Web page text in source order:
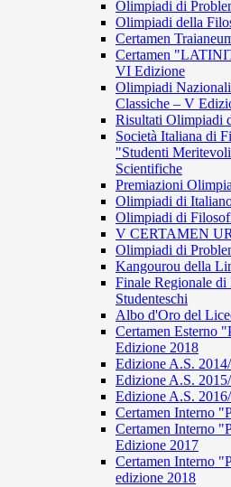
Olimpiadi di
Olimpiadi della
Certamen
Certamen
VI Edizione
Olimpiadi
Classiche – V
Risultati Olimpiadi
Società Italiana di
"Studenti
Scientifiche
Premiazioni
Olimpiadi di
Olimpiadi di
V CERTAMEN
Olimpiadi di
Kangourou della
Finale Regionale
Studenteschi
Albo d'Oro del
Certamen Esterno
Edizione 2018
Edizione A.S.
Edizione A.S.
Edizione A.S.
Certamen Interno
Certamen Interno
Edizione 2017
Certamen Interno
edizione 2018